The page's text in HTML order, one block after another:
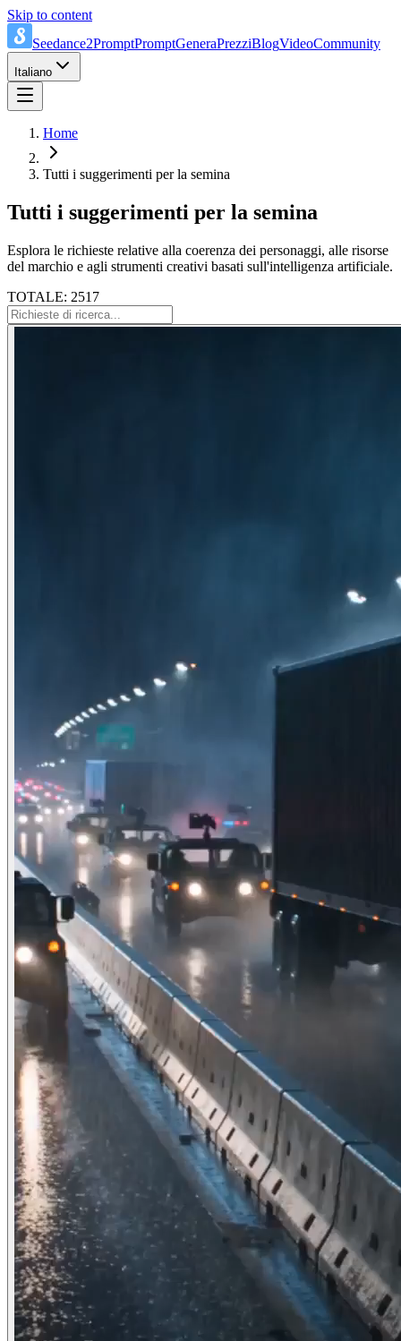
Skip to content
Seedance2PromptPromptGeneraPrezziBlogVideoCommunity
Italiano
Home
Tutti i suggerimenti per la semina
Tutti i suggerimenti per la semina
Esplora le richieste relative alla coerenza dei personaggi, alle risorse
del marchio e agli strumenti creativi basati sull'intelligenza artificiale.
TOTALE: 2517